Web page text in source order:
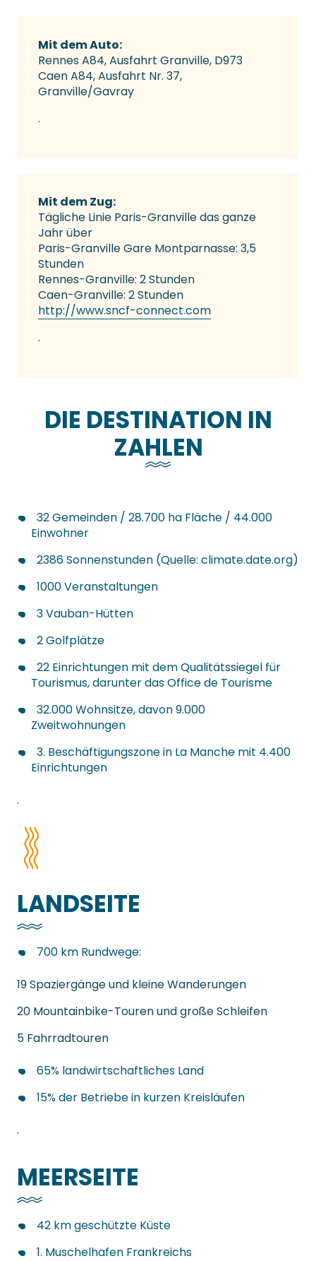
Mit dem Auto:
Rennes A84, Ausfahrt Granville, D973
Caen A84, Ausfahrt Nr. 37,
Granville/Gavray
.
Mit dem Zug:
Tägliche Linie Paris-Granville das ganze
Jahr über
Paris-Granville Gare Montparnasse: 3,5
Stunden
Rennes-Granville: 2 Stunden
Caen-Granville: 2 Stunden
http://www.sncf-connect.com
.
DIE DESTINATION IN
ZAHLEN
32 Gemeinden / 28.700 ha Fläche / 44.000
Einwohner
2386 Sonnenstunden (Quelle: climate.date.org)
1000 Veranstaltungen
3 Vauban-Hütten
2 Golfplätze
22 Einrichtungen mit dem Qualitätssiegel für
Tourismus, darunter das Office de Tourisme
32.000 Wohnsitze, davon 9.000
Zweitwohnungen
3. Beschäftigungszone in La Manche mit 4.400
Einrichtungen
.
LANDSEITE
700 km Rundwege:
19 Spaziergänge und kleine Wanderungen
20 Mountainbike-Touren und große Schleifen
5 Fahrradtouren
65% landwirtschaftliches Land
15% der Betriebe in kurzen Kreisläufen
.
MEERSEITE
42 km geschützte Küste
1. Muschelhafen Frankreichs